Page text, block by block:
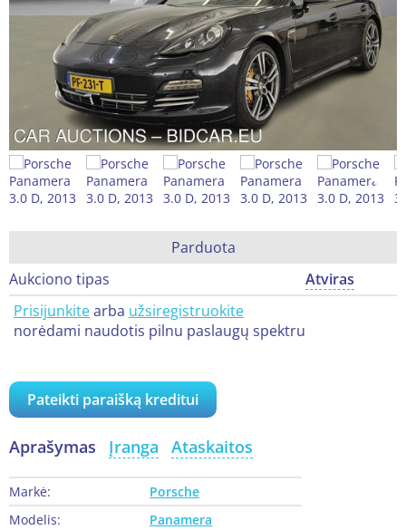
Parduota
Aukciono tipas
Atviras
Prisijunkitearba užsiregistruokite
norėdami naudotis pilnu paslaugų spektru
Pateikti paraišką kreditui
Aprašymas Įranga Ataskaitos
Markė:
Porsche
Modelis:
Panamera